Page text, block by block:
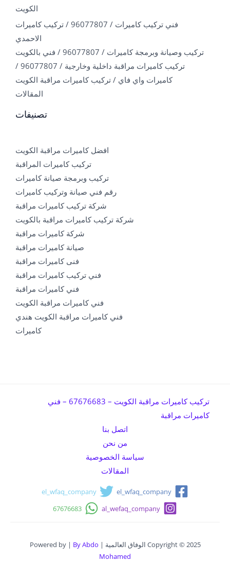
الكويت
فني تركيب كاميرات / 96077807 / تركيب كاميرات
الاحمدي
تركيب وصيانة وبرمجة كاميرات / 96077807 / فني بالكويت
تركيب كاميرات مراقبة داخلية وخارجية / 96077807 /
كاميرات واي فاي / تركيب كاميرات مراقبة الكويت
المقالات
تصنيفات
افضل كاميرات مراقبة الكويت
تركيب كاميرات المراقبة
تركيب وبرمجة صيانة كاميرات
رقم فني صيانة وتركيب كاميرات
شركة تركيب كاميرات مراقبة
شركة تركيب كاميرات مراقبة بالكويت
شركة كاميرات مراقبة
صيانة كاميرات مراقبة
فنى كاميرات مراقبة
فني تركيب كاميرات مراقبة
فني كاميرات مراقبة
فني كاميرات مراقبة الكويت
فني كاميرات مراقبة الكويت هندي
كاميرات
تركيب كاميرات مراقبة الكويت – 67676683 – فني
كاميرات مراقبة
اتصل بنا
من نحن
سياسة الخصوصية
المقالات
el_wfaq_company
el_wfaq_company
al_wefaq_company
67676683
Copyright © 2025 الوفاق العالمية | Powered by |
By Abdo
Mohamed